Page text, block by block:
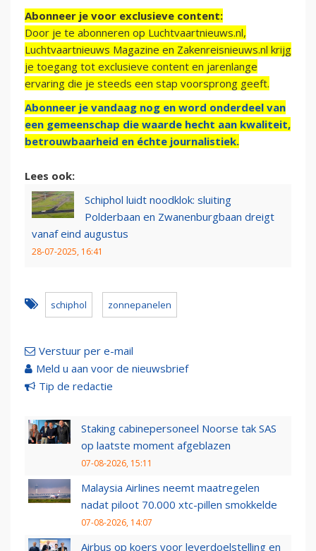
Abonneer je voor exclusieve content:
Door je te abonneren op Luchtvaartnieuws.nl,
Luchtvaartnieuws Magazine en Zakenreisnieuws.nl krijg
je toegang tot exclusieve content en jarenlange
ervaring die je steeds een stap voorsprong geeft.
Abonneer je vandaag nog en word onderdeel van
een gemeenschap die waarde hecht aan kwaliteit,
betrouwbaarheid en échte journalistiek.
Lees ook:
Schiphol luidt noodklok: sluiting
Polderbaan en Zwanenburgbaan dreigt
vanaf eind augustus
28-07-2025, 16:41
schiphol zonnepanelen
Verstuur per e-mail
Meld u aan voor de nieuwsbrief
Tip de redactie
Staking cabinepersoneel Noorse tak SAS
op laatste moment afgeblazen
07-08-2026, 15:11
Malaysia Airlines neemt maatregelen
nadat piloot 70.000 xtc-pillen smokkelde
07-08-2026, 14:07
Airbus op koers voor leverdoelstelling en